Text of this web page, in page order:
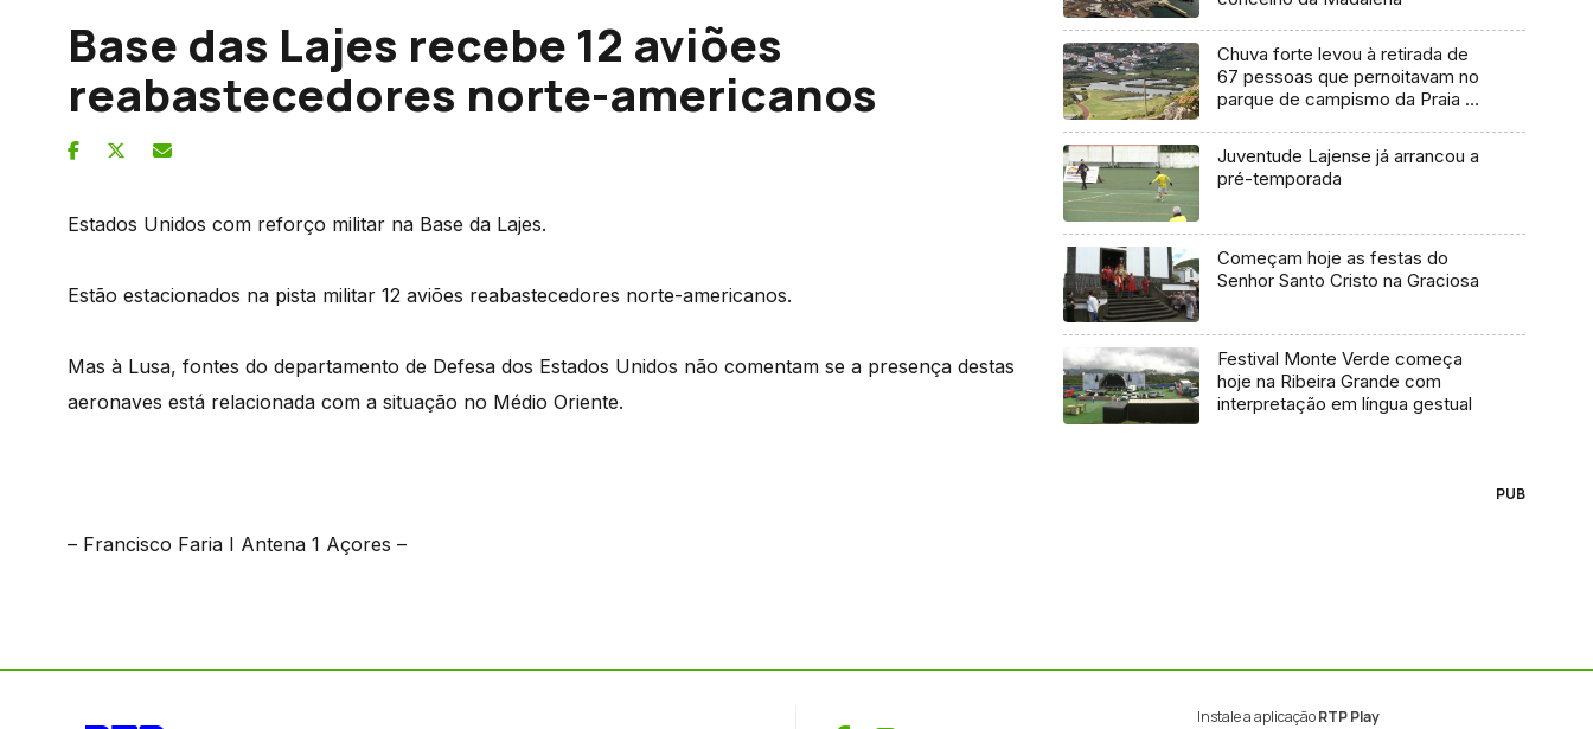
Base das Lajes recebe 12 aviões
reabastecedores norte-americanos
Estados Unidos com reforço militar na Base da Lajes.
Estão estacionados na pista militar 12 aviões reabastecedores norte-americanos.
Mas à Lusa, fontes do departamento de Defesa dos Estados Unidos não comentam se a presença destas
aeronaves está relacionada com a situação no Médio Oriente.
– Francisco Faria I Antena 1 Açores –
Chuva forte levou à retirada de
67 pessoas que pernoitavam no
parque de campismo da Praia da
Juventude Lajense já arrancou a
pré-temporada
Começam hoje as festas do
Senhor Santo Cristo na Graciosa
Festival Monte Verde começa
hoje na Ribeira Grande com
interpretação em língua gestual
PUB
Instale a aplicaçãoRTP Play